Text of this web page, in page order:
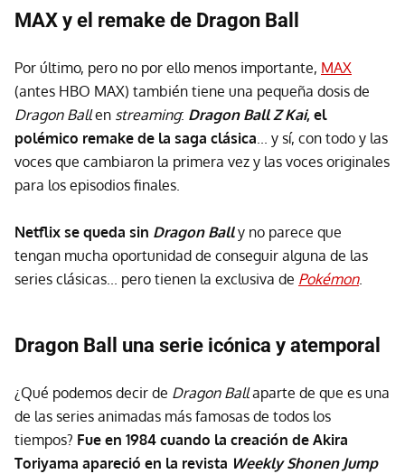
MAX y el remake de Dragon Ball
Por último, pero no por ello menos importante, MAX
(antes HBO MAX) también tiene una pequeña dosis de
Dragon Ballen streaming: Dragon Ball Z Kai, el
polémico remake de la saga clásica... y sí, con todo y las
voces que cambiaron la primera vez y las voces originales
para los episodios finales.
Netflix se queda sin Dragon Bally no parece que
tengan mucha oportunidad de conseguir alguna de las
series clásicas... pero tienen la exclusiva de Pokémon.
Dragon Ball una serie icónica y atemporal
¿Qué podemos decir de Dragon Ballaparte de que es una
de las series animadas más famosas de todos los
tiempos? Fue en 1984 cuando la creación de Akira
Toriyama apareció en la revista Weekly Shonen Jump